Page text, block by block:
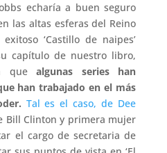
echaría a buen seguro
las altas esferas del Reino
‘Castillo de naipes’
capítulo de nuestro libro,
quealgunas series han
han trabajado en el más
Tal es el caso, de Dee
Bill Clinton y primera mujer
el cargo de secretaria de